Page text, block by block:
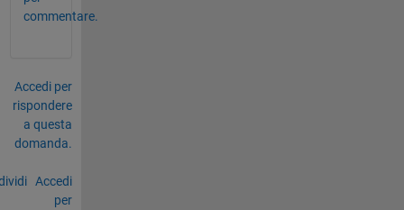
commentare.
Accedi per
rispondere
a questa
domanda.
Accedi
per